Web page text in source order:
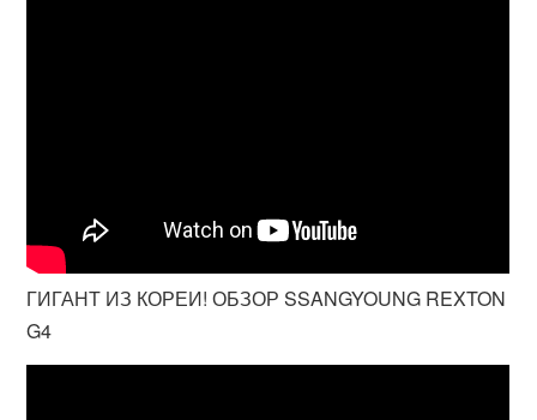
ГИГАНТ ИЗ КОРЕИ! ОБЗОР SSANGYOUNG REXTON
G4